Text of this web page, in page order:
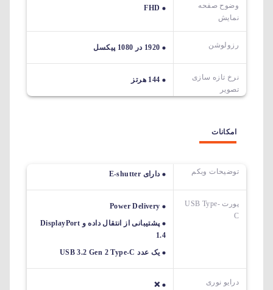
وضوح صفحه
نمایش
FHD
رزولوشن 1920 در 1080 پیکسل
نرخ تازه سازی
تصویر
144 هرتز
امکانات
توضیحات وبکم دارای E-shutter
پورت USB Type-
C
Power Delivery
پشتیبانی از انتقال داده و DisplayPort
1.4
یک عدد USB 3.2 Gen 2 Type-C
درایو نوری ❌